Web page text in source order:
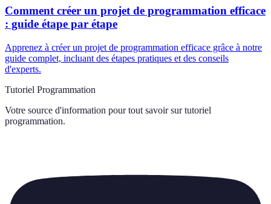
Comment créer un projet de programmation efficace
: guide étape par étape
Apprenez à créer un projet de programmation efficace grâce à notre
guide complet, incluant des étapes pratiques et des conseils
d'experts.
Tutoriel Programmation
Votre source d'information pour tout savoir sur tutoriel
programmation.